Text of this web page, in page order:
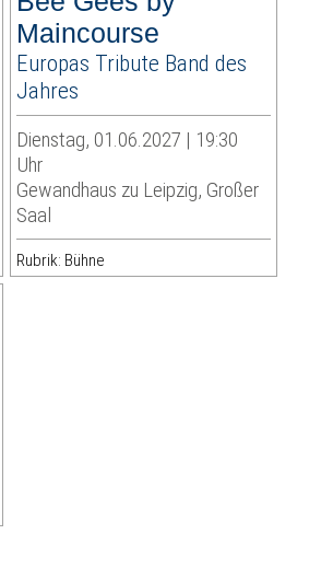
Maincourse
Europas Tribute Band des
Jahres
Dienstag, 01.06.2027 | 19:30
Uhr
Gewandhaus zu Leipzig, Großer
Saal
Rubrik: Bühne